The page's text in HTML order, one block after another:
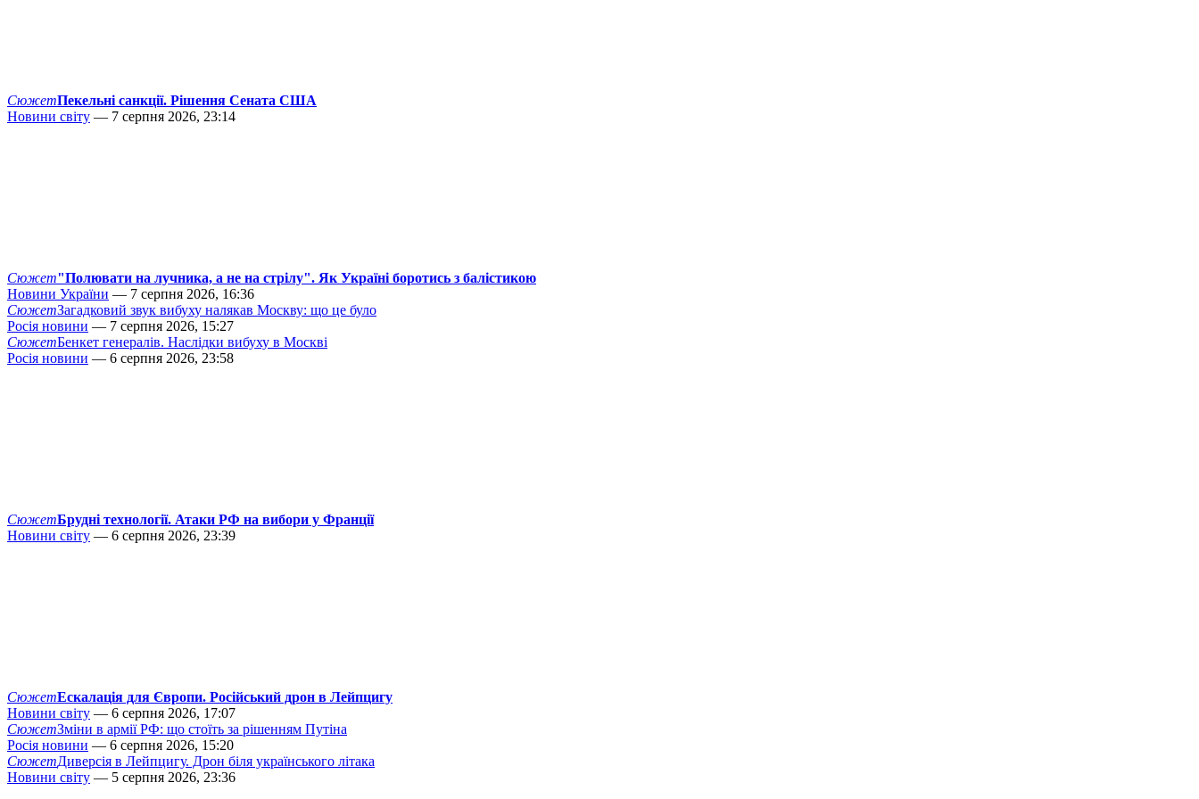
СюжетПекельні санкції. Рішення Сената США
Новини світу — 7 серпня 2026, 23:14
Сюжет"Полювати на лучника, а не на стрілу". Як Україні боротись з балістикою
Новини України — 7 серпня 2026, 16:36
СюжетЗагадковий звук вибуху налякав Москву: що це було
Росія новини — 7 серпня 2026, 15:27
СюжетБенкет генералів. Наслідки вибуху в Москві
Росія новини — 6 серпня 2026, 23:58
СюжетБрудні технології. Атаки РФ на вибори у Франції
Новини світу — 6 серпня 2026, 23:39
СюжетЕскалація для Європи. Російський дрон в Лейпцигу
Новини світу — 6 серпня 2026, 17:07
СюжетЗміни в армії РФ: що стоїть за рішенням Путіна
Росія новини — 6 серпня 2026, 15:20
СюжетДиверсія в Лейпцигу. Дрон біля українського літака
Новини світу — 5 серпня 2026, 23:36